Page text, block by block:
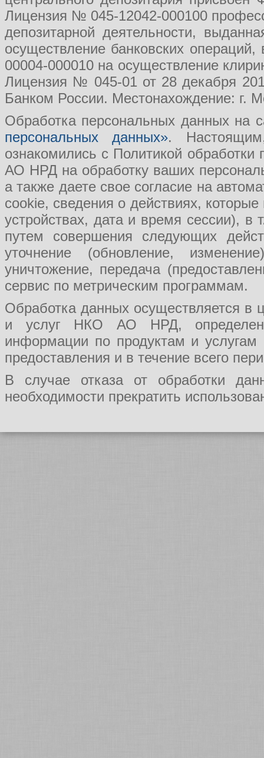
Лицензия № 045-12042-000100
депозитарной деятельности,
осуществление банковских
00004-000010 на осуществление
Лицензия № 045-01 от 28 декабря
Банком России. Местонахождение: г.
Обработка персональных данных на
персональных данных».
ознакомились с Политикой
АО НРД на обработку ваших
а также даете свое согласие на
cookie, сведения о действиях,
устройствах, дата и время сессии), в
путем совершения следующих
уточнение (обновление,
уничтожение, передача
сервис по метрическим программам.
Обработка данных осуществляется в
и услуг НКО АО НРД, определения
информации по продуктам и
предоставления и в течение всего
В случае отказа от обработки
необходимости прекратить